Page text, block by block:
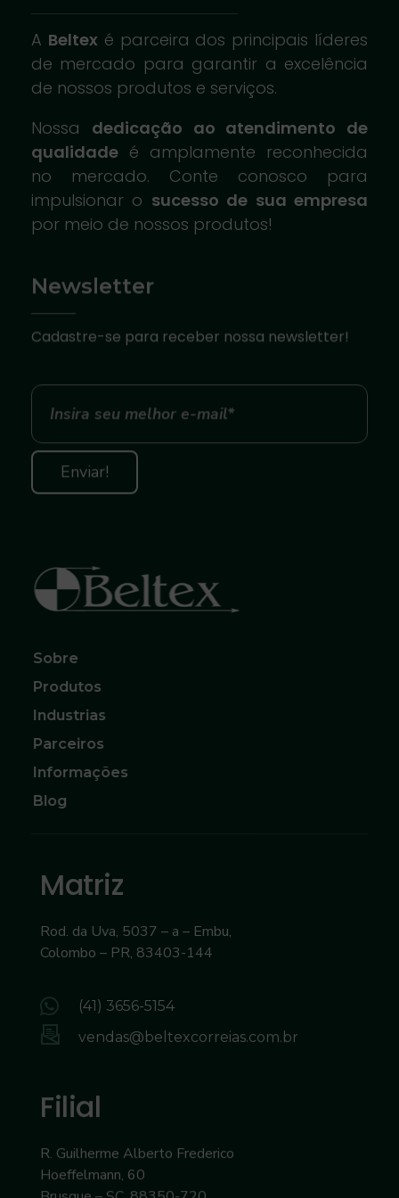
A Beltex é parceira dos principais líderes
de mercado para garantir a excelência
de nossos produtos e serviços.
Nossa dedicação ao atendimento de
qualidade é amplamente reconhecida
no mercado. Conte conosco para
impulsionar o sucesso de sua empresa
por meio de nossos produtos!
Newsletter
Cadastre-se para receber nossa newsletter!
Sobre
Produtos
Industrias
Parceiros
Informações
Blog
Matriz
Rod. da Uva, 5037 – a – Embu,
Colombo – PR, 83403-144
(41) 3656-5154
vendas@beltexcorreias.com.br
Filial
R. Guilherme Alberto Frederico
Hoeffelmann, 60